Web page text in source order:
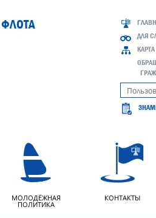
ДЛЯ
МОЛОДЁЖНАЯ
ПОЛИТИКА
КОНТАКТЫ